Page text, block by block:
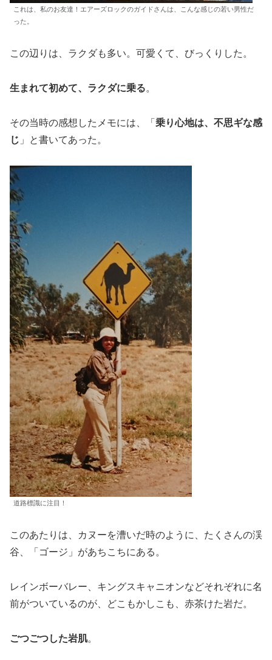
これは、私のお友達！エアーズロックのガイドさんは、こんな感じの若い男性だ
った。
この辺りは、ラクダも多い。可愛くて、びっくりした。
生まれて初めて、ラクダに乗る。
その当時の感想したメモには、「 乗り心地は、不思ギな感
じ 」と書いてあった。
道路標識に注目！
このあたりは、カヌーを漕いだ時のように、たくさんの渓
谷、「ゴージ」があちこちにある。
レインボーバレー、キングスキャニオンなどそれぞれに名
前がついているのが、どこもかしこも、赤茶けた岩だ。
ごつごつした岩肌。